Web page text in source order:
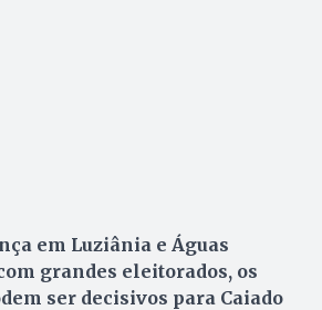
em Luziânia e Águas
grandes eleitorados, os
ser decisivos para Caiado